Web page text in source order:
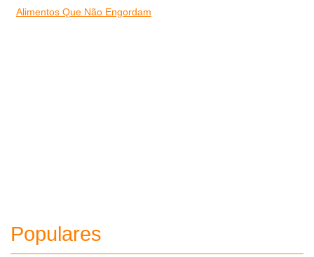
Alimentos Que Não Engordam
Populares